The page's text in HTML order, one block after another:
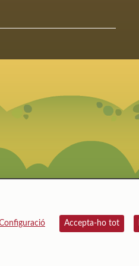
Accepta-ho tot